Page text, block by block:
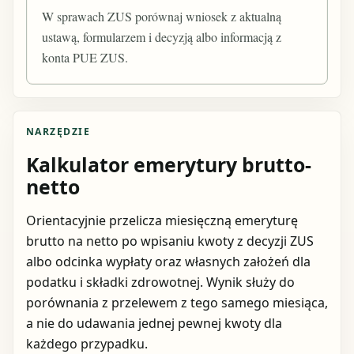
W sprawach ZUS porównaj wniosek z aktualną
ustawą, formularzem i decyzją albo informacją z
konta PUE ZUS.
NARZĘDZIE
Kalkulator emerytury brutto-
netto
Orientacyjnie przelicza miesięczną emeryturę
brutto na netto po wpisaniu kwoty z decyzji ZUS
albo odcinka wypłaty oraz własnych założeń dla
podatku i składki zdrowotnej. Wynik służy do
porównania z przelewem z tego samego miesiąca,
a nie do udawania jednej pewnej kwoty dla
każdego przypadku.